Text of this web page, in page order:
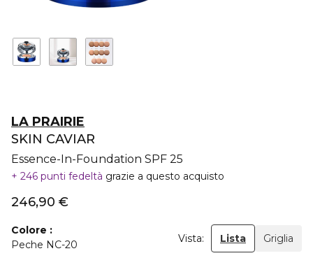
LA PRAIRIE
SKIN CAVIAR
Essence-In-Foundation SPF 25
246 punti fedeltà grazie a questo acquisto
246,90 €
Colore
Peche NC-20
Vista: Lista Griglia